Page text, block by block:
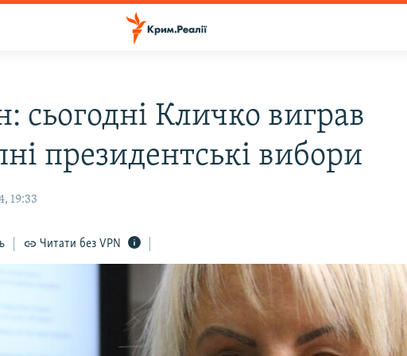
сьогодні Кличко виграв
президентські вибори
19:33
Читати без VPN